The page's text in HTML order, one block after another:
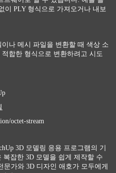
이 PLY 형식으로 가져오거나 내보
나 메시 파일을 변환할 때 색상 소
합한 형식으로 변환하려고 시도
octet-stream
3D 모델링 응용 프로그램의 기
복잡한 3D 모델을 쉽게 제작할 수
가와 3D 디자인 애호가 모두에게